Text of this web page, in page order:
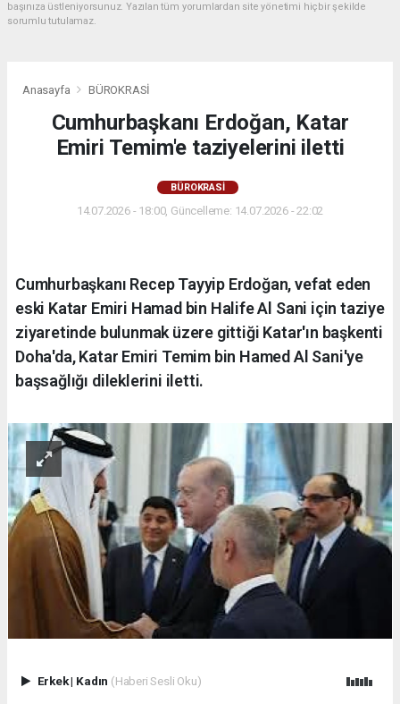
başınıza üstleniyorsunuz. Yazılan tüm yorumlardan site yönetimi hiçbir şekilde
sorumlu tutulamaz.
Anasayfa BÜROKRASİ
Cumhurbaşkanı Erdoğan, Katar
Emiri Temim'e taziyelerini iletti
BÜROKRASİ
14.07.2026 - 18:00, Güncelleme: 14.07.2026 - 22:02
Cumhurbaşkanı Recep Tayyip Erdoğan, vefat eden
eski Katar Emiri Hamad bin Halife Al Sani için taziye
ziyaretinde bulunmak üzere gittiği Katar'ın başkenti
Doha'da, Katar Emiri Temim bin Hamed Al Sani'ye
başsağlığı dileklerini iletti.
Erkek| Kadın (Haberi Sesli Oku)